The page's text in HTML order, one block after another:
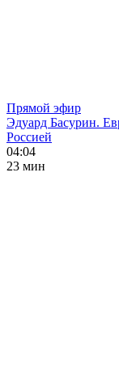
Прямой эфир
Эдуард Басурин.
Россией
04:04
23 мин